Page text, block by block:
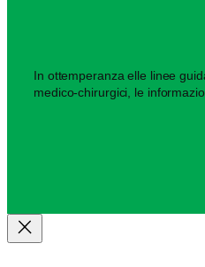
In ottemperanza elle linee
medico-chirurgici, le